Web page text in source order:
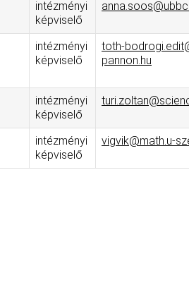
intézményi
képviselő
intézményi
képviselő
toth-
pannon.hu
intézményi
képviselő
intézményi
képviselő
vigvik@math.u-